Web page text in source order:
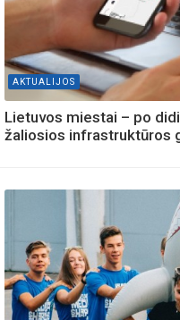
AKTUALIJOS
Lietuvos miestai – po
žaliosios infrastruktūros